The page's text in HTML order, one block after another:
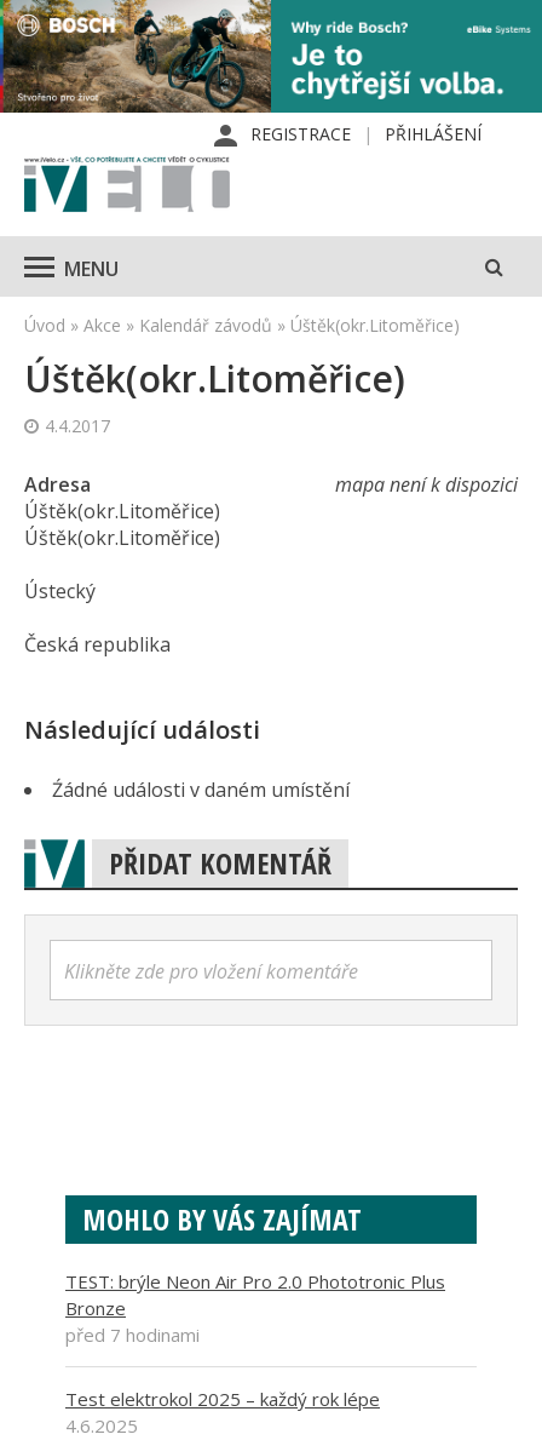
REGISTRACE PŘIHLÁŠENÍ
MENU
Úvod » Akce » Kalendář závodů » Úštěk(okr.Litoměřice)
Úštěk(okr.Litoměřice)
4.4.2017
mapa není k dispozici
Adresa
Úštěk(okr.Litoměřice)
Úštěk(okr.Litoměřice)
Ústecký
Česká republika
Následující události
Źádné události v daném umístění
PŘIDAT KOMENTÁŘ
Klikněte zde pro vložení komentáře
MOHLO BY VÁS ZAJÍMAT
TEST: brýle Neon Air Pro 2.0 Phototronic Plus
Bronze
před 7 hodinami
Test elektrokol 2025 – každý rok lépe
4.6.2025